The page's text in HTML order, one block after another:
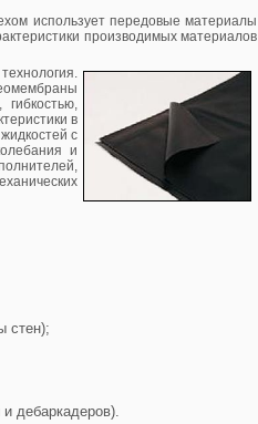
использует передовые материалы
производимых материалов
в
с
и
стен);
дебаркадеров).